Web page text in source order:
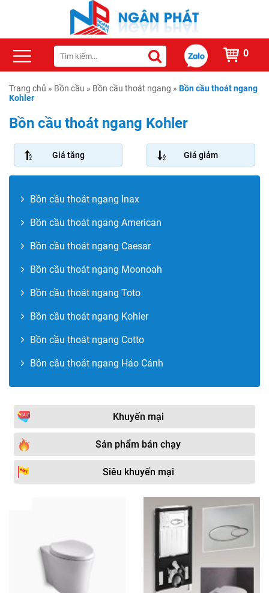
0
Trang chủ » Bồn cầu » Bồn cầu thoát ngang » Bồn cầu thoát ngang
Kohler
Bồn cầu thoát ngang Kohler
Giá tăng Giá giảm
Bồn cầu thoát ngang Inax
Bồn cầu thoát ngang American
Bồn cầu thoát ngang Caesar
Bồn cầu thoát ngang Moonoah
Bồn cầu thoát ngang Toto
Bồn cầu thoát ngang Kohler
Bồn cầu thoát ngang Cotto
Bồn cầu thoát ngang Hảo Cảnh
Khuyến mại
Sản phẩm bán chạy
Siêu khuyến mại